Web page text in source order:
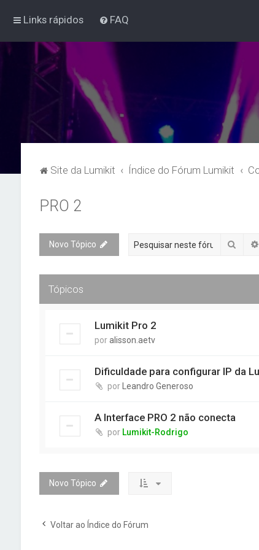
Links rápidos FAQ
Site da Lumikit Índice do Fórum Lumikit
PRO 2
Novo Tópico
Tópicos
Lumikit Pro 2
poralisson.aetv
Dificuldade para configurar IP da
por Leandro Generoso
A Interface PRO 2 não conecta
por Lumikit-Rodrigo
Novo Tópico
Voltar ao Índice do Fórum